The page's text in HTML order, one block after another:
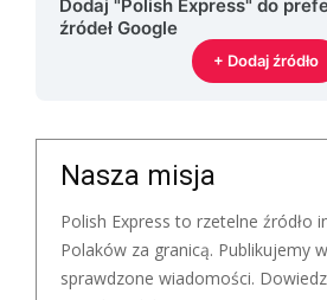
Dodaj "Polish Express" do
źródeł Google
+ Dodaj źródło
Nasza misja
Polish Express to rzetelne źródło
Polaków za granicą. Publikujemy
sprawdzone wiadomości.